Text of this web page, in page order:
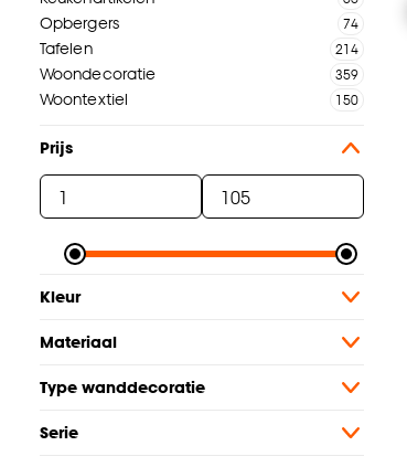
Opbergers
Tafelen
Woondecoratie
Woontextiel
Prijs
Kleur
Materiaal
Type wanddecoratie
Serie